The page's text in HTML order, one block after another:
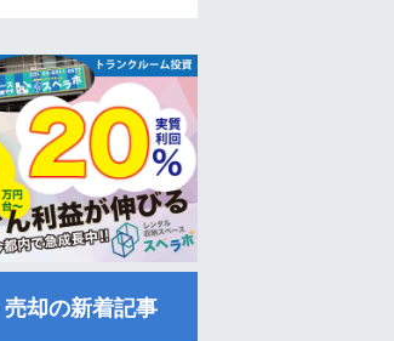
却の新着記事